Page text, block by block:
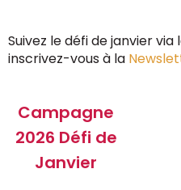
Suivez le défi de janvier via
inscrivez-vous à la
Campagne
2026 Défi de
Janvier